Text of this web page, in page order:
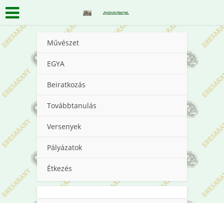
Művészet
EGYA
Beiratkozás
Továbbtanulás
Versenyek
Pályázatok
Étkezés